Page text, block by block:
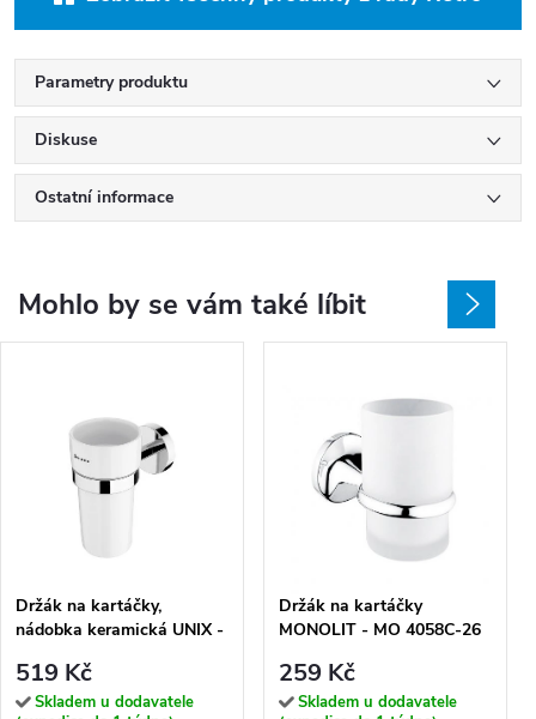
Parametry produktu
Diskuse
Ostatní informace
Mohlo by se vám také líbit
Držák na kartáčky,
nádobka keramická UNIX -
519 Kč
Skladem u dodavatele
Držák na kartáčky
MONOLIT - MO 4058C-26
259 Kč
Skladem u dodavatele